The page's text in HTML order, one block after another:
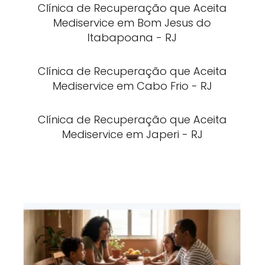
Clínica de Recuperação que Aceita
Mediservice em Bom Jesus do
Itabapoana - RJ
Clínica de Recuperação que Aceita
Mediservice em Cabo Frio - RJ
Clínica de Recuperação que Aceita
Mediservice em Japeri - RJ